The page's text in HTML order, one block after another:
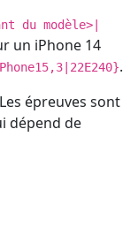
du modèle>|
un iPhone 14
.
épreuves sont
dépend de